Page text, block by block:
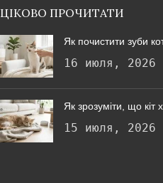
ЦІКОВО ПРОЧИТАТИ
Як почистити зуби
16 июля, 2026
Як зрозуміти, що кіт
15 июля, 2026